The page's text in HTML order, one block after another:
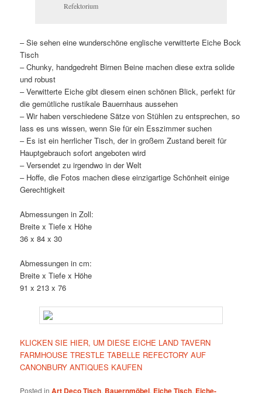
Refektorium
– Sie sehen eine wunderschöne englische verwitterte Eiche Bock
Tisch
– Chunky, handgedreht Birnen Beine machen diese extra solide
und robust
– Verwitterte Eiche gibt diesem einen schönen Blick, perfekt für
die gemütliche rustikale Bauernhaus aussehen
– Wir haben verschiedene Sätze von Stühlen zu entsprechen, so
lass es uns wissen, wenn Sie für ein Esszimmer suchen
– Es ist ein herrlicher Tisch, der in großem Zustand bereit für
Hauptgebrauch sofort angeboten wird
– Versendet zu irgendwo in der Welt
– Hoffe, die Fotos machen diese einzigartige Schönheit einige
Gerechtigkeit
Abmessungen in Zoll:
Breite x Tiefe x Höhe
36 x 84 x 30
Abmessungen in cm:
Breite x Tiefe x Höhe
91 x 213 x 76
KLICKEN SIE HIER, UM DIESE EICHE LAND TAVERN
FARMHOUSE TRESTLE TABELLE REFECTORY AUF
CANONBURY ANTIQUES KAUFEN
Posted in Art Deco Tisch, Bauernmöbel, Eiche Tisch, Eiche-